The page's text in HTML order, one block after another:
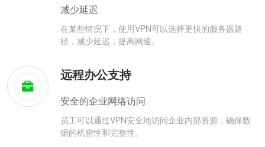
减少延迟
在某些情况下，使用VPN可以选择更快的服务器路
径，减少延迟，提高网速。
远程办公支持
安全的企业网络访问
员工可以通过VPN安全地访问企业内部资源，确保数
据的机密性和完整性。